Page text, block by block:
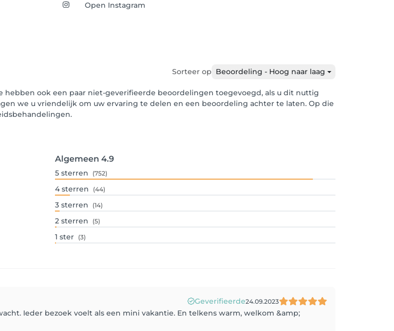
Open Instagram
Sorteer op Beoordeling - Hoog naar laag
hebben ook een paar niet-geverifieerde beoordelingen toegevoegd, als u dit nuttig
we u vriendelijk om uw ervaring te delen en een beoordeling achter te laten. Op die
Algemeen 4.9
5 sterren (752)
4 sterren (44)
3 sterren (14)
2 sterren (5)
1 ster (3)
Geverifieerde24.09.2023
Ieder bezoek voelt als een mini vakantie. En telkens warm, welkom &amp;